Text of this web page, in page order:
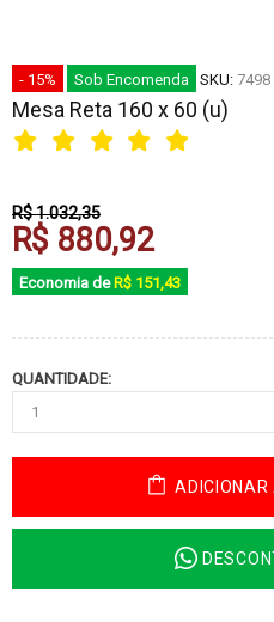
- 15% Sob Encomenda SKU: 7498
Mesa Reta 160 x 60 (u)
R$ 1.032,35
R$ 880,92
Economia de R$ 151,43
QUANTIDADE:
ADICIONAR